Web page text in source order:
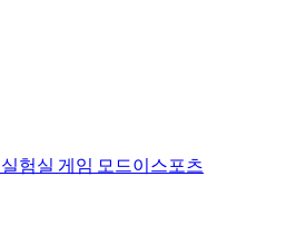
실험실 게임 모드이스포츠